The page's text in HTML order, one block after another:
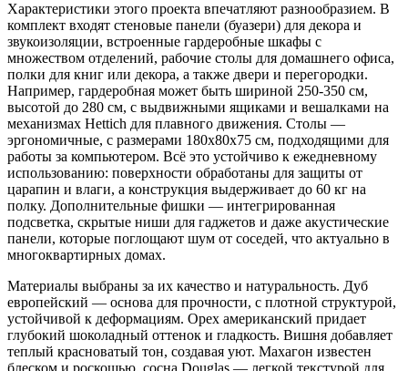
Характеристики этого проекта впечатляют разнообразием. В
комплект входят стеновые панели (буазери) для декора и
звукоизоляции, встроенные гардеробные шкафы с
множеством отделений, рабочие столы для домашнего офиса,
полки для книг или декора, а также двери и перегородки.
Например, гардеробная может быть шириной 250-350 см,
высотой до 280 см, с выдвижными ящиками и вешалками на
механизмах Hettich для плавного движения. Столы —
эргономичные, с размерами 180x80x75 см, подходящими для
работы за компьютером. Всё это устойчиво к ежедневному
использованию: поверхности обработаны для защиты от
царапин и влаги, а конструкция выдерживает до 60 кг на
полку. Дополнительные фишки — интегрированная
подсветка, скрытые ниши для гаджетов и даже акустические
панели, которые поглощают шум от соседей, что актуально в
многоквартирных домах.
Материалы выбраны за их качество и натуральность. Дуб
европейский — основа для прочности, с плотной структурой,
устойчивой к деформациям. Орех американский придает
глубокий шоколадный оттенок и гладкость. Вишня добавляет
теплый красноватый тон, создавая уют. Махагон известен
блеском и роскошью, сосна Douglas — легкой текстурой для